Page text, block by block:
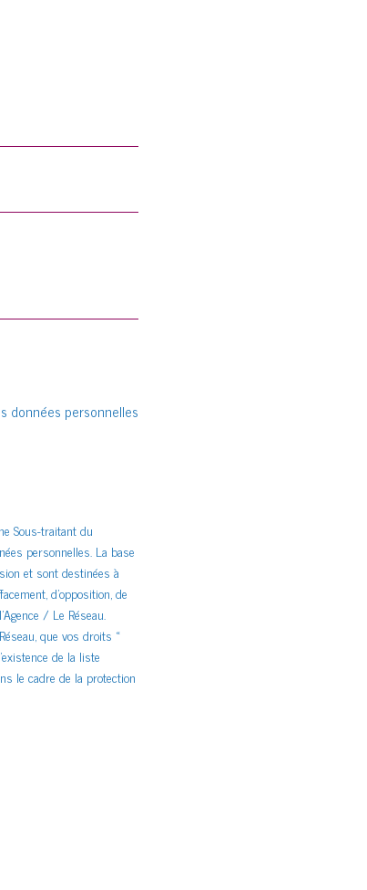
données personnelles
Sous-traitant du
personnelles. La base
et sont destinées à
d’opposition, de
/ Le Réseau.
que vos droits «
de la liste
le cadre de la protection